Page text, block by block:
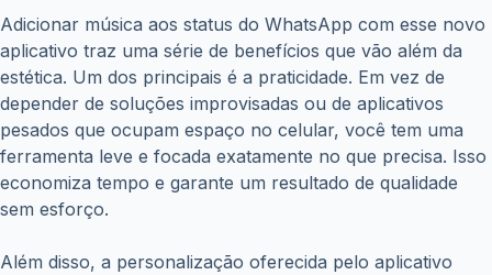
Adicionar música aos status do WhatsApp com esse novo
aplicativo traz uma série de benefícios que vão além da
estética. Um dos principais é a praticidade. Em vez de
depender de soluções improvisadas ou de aplicativos
pesados que ocupam espaço no celular, você tem uma
ferramenta leve e focada exatamente no que precisa. Isso
economiza tempo e garante um resultado de qualidade
sem esforço.
Além disso, a personalização oferecida pelo aplicativo